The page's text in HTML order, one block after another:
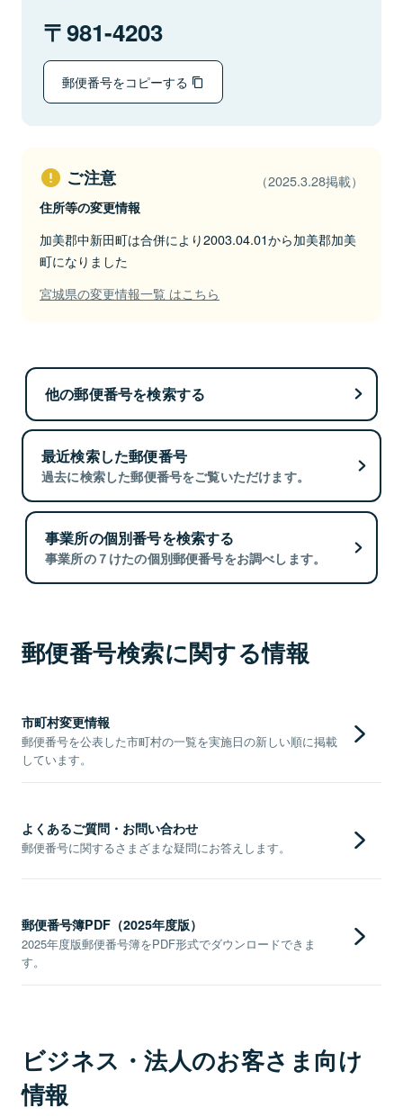
981-4203
郵便番号をコピーする
ご注意 （2025.3.28掲載）
住所等の変更情報
加美郡中新田町は合併により2003.04.01から加美郡加美
町になりました
宮城県の変更情報一覧 はこちら
他の郵便番号を検索する
最近検索した郵便番号
過去に検索した郵便番号をご覧いただけます。
事業所の個別番号を検索する
事業所の７けたの個別郵便番号をお調べします。
郵便番号検索に関する情報
市町村変更情報
郵便番号を公表した市町村の一覧を実施日の新しい順に掲載
しています。
よくあるご質問・お問い合わせ
郵便番号に関するさまざまな疑問にお答えします。
郵便番号簿PDF（2025年度版）
2025年度版郵便番号簿をPDF形式でダウンロードできま
す。
ビジネス・法人のお客さま向け
情報